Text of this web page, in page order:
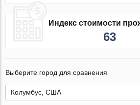
Индекс стоимости
63
Выберите город для сравнения